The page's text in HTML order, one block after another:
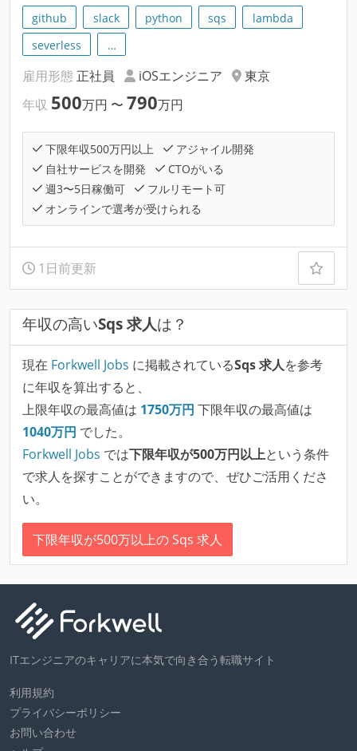
github slack python sqs
lambda
severless
…
雇用形態 正社員 iOSエンジニア
東京
年収 500万円 〜 790万円
下限年収500万円以上
アジャイル開発
自社サービスを開発
CTOがいる
週3〜5日稼働可
フルリモート可
オンラインで選考が受けられる
1日前更新
年収の高いSqs 求人は？
現在 Forkwell Jobs に掲載されているSqs 求人を参考
に年収を算出すると、
上限年収の最高値は 1750万円 下限年収の最高値は
1040万円 でした。
Forkwell Jobs では下限年収が500万円以上という条件
で求人を探すことができますので、ぜひご活用くださ
い。
下限年収が500万以上の Sqs 求人
ITエンジニアのキャリアに本気で向き合う転職サイト
利用規約
プライバシーポリシー
お問い合わせ